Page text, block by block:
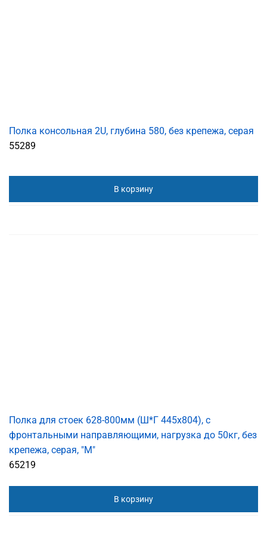
Полка консольная 2U, глубина 580, без крепежа, серая
55289
В корзину
Полка для стоек 628-800мм (Ш*Г 445x804), с
фронтальными направляющими, нагрузка до 50кг, без
крепежа, серая, "М"
65219
В корзину